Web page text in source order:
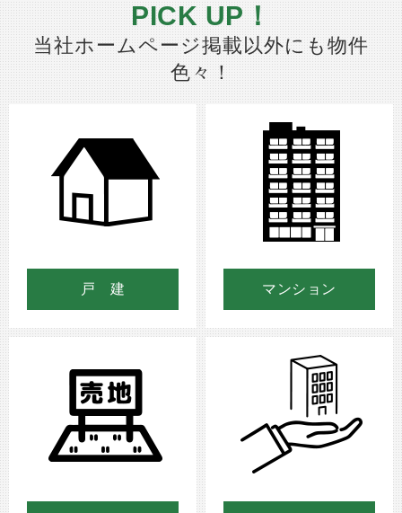
PICK UP！
当社ホームページ掲載以外にも物件
色々！
戸 建 マンション